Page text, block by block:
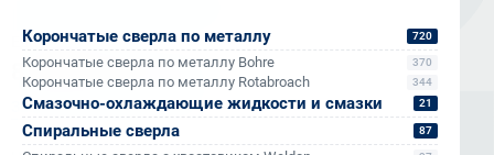
Единый номер
8 (800) 333-05-20
Заказать обратный звонок
Корончатые сверла по металлу 720
Корончатые сверла по металлу Bohre 370
Корончатые сверла по металлу Rotabroach 344
Смазочно-охлаждающие жидкости и смазки 21
Спиральные сверла 87